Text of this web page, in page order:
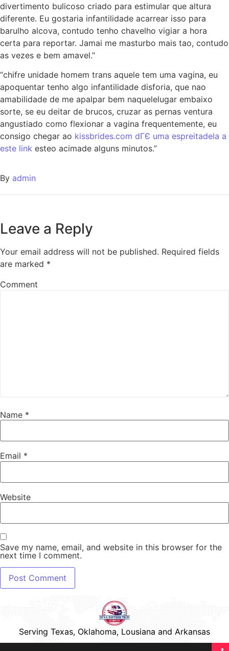
divertimento bulicoso criado para estimular que altura
diferente. Eu gostaria infantilidade acarrear isso para
barulho alcova, contudo tenho chavelho vigiar a hora
certa para reportar. Jamai me masturbo mais tao, contudo
as vezes e bem amavel.”
“chifre unidade homem trans aquele tem uma vagina, eu
apoquentar tenho algo infantilidade disforia, que nao
amabilidade de me apalpar bem naquelelugar embaixo
sorte, se eu deitar de brucos, cruzar as pernas ventura
angustiado como flexionar a vagina frequentemente, eu
consigo chegar ao kissbrides.com dГЄ uma espreitadela a
este link esteo acimade alguns minutos.”
By admin
Leave a Reply
Your email address will not be published. Required fields
are marked *
Comment
Name *
Email *
Website
Save my name, email, and website in this browser for the
next time I comment.
Serving Texas, Oklahoma, Lousiana and Arkansas